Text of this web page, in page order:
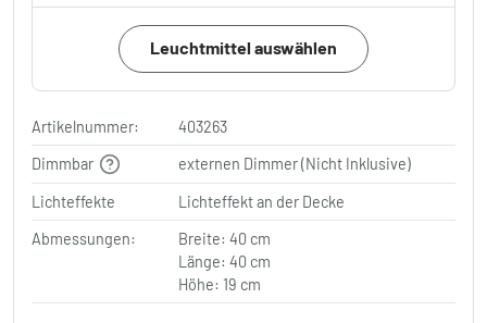
Leuchtmittel auswählen
Artikelnummer:
403263
Dimmbar
externen Dimmer (Nicht Inklusive)
Lichteffekte
Lichteffekt an der Decke
Abmessungen:
Breite: 40 cm
Länge: 40 cm
Höhe: 19 cm